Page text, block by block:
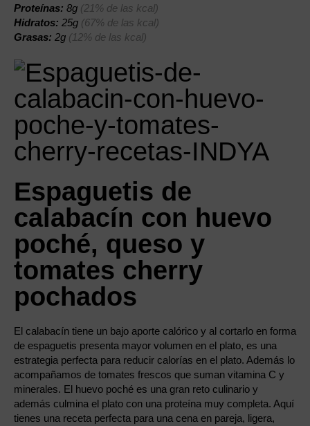
Proteínas: 8g (21% de las kcal)
Hidratos: 25g (67% de las kcal)
Grasas: 2g (12% de las kcal)
Espaguetis de
calabacín con huevo
poché, queso y
tomates cherry
pochados
El calabacín tiene un bajo aporte calórico y al cortarlo en forma
de espaguetis presenta mayor volumen en el plato, es una
estrategia perfecta para reducir calorías en el plato. Además lo
acompañamos de tomates frescos que suman vitamina C y
minerales. El huevo poché es una gran reto culinario y
además culmina el plato con una proteína muy completa. Aquí
tienes una receta perfecta para una cena en pareja, ligera,